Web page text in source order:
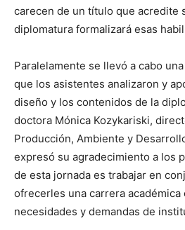
carecen de un título que acredite
diplomatura formalizará esas
Paralelamente se llevó a cabo
que los asistentes analizaron y
diseño y los contenidos de la
doctora Mónica Kozykariski,
Producción, Ambiente y
expresó su agradecimiento a los
de esta jornada es trabajar en
ofrecerles una carrera académica
necesidades y demandas de